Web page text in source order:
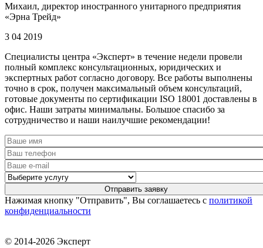
Михаил, директор иностранного унитарного предприятия
«Эрна Трейд»
3 04 2019
Специалисты центра «Эксперт» в течение недели провели
полный комплекс консультационных, юридических и
экспертных работ согласно договору. Все работы выполнены
точно в срок, получен максимальный объем консультаций,
готовые документы по сертификации ISO 18001 доставлены в
офис. Наши затраты минимальны. Большое спасибо за
сотрудничество и наши наилучшие рекомендации!
Нажимая кнопку "Отправить", Вы соглашаетесь с политикой
конфиденциальности
© 2014-2026 Эксперт